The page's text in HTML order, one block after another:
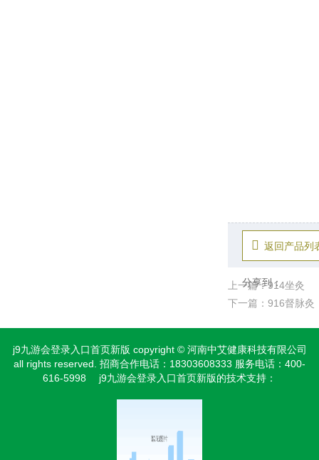
返回产品列
分享到：
上一篇：914坐灸
下一篇：916督脉灸
j9九游会登录入口首页新版 copyright © 河南中艾健康科技有限公司
all rights reserved. 招商合作电话：18303608333 服务电话：400-
616-5998 j9九游会登录入口首页新版的技术支持：